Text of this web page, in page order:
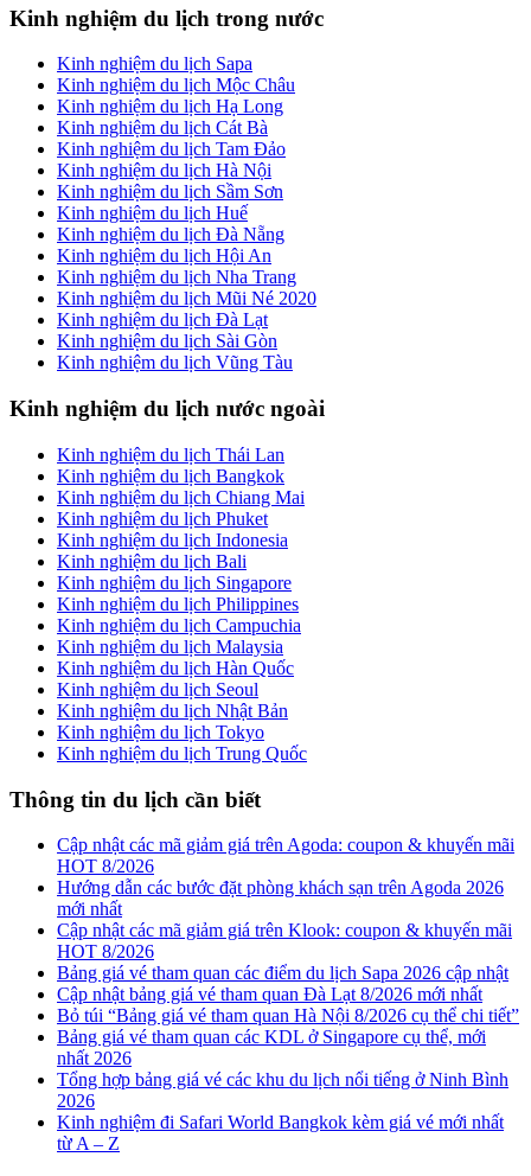
Primary
Sidebar
Kinh nghiệm du lịch trong nước
Kinh nghiệm du lịch Sapa
Kinh nghiệm du lịch Mộc Châu
Kinh nghiệm du lịch Hạ Long
Kinh nghiệm du lịch Cát Bà
Kinh nghiệm du lịch Tam Đảo
Kinh nghiệm du lịch Hà Nội
Kinh nghiệm du lịch Sầm Sơn
Kinh nghiệm du lịch Huế
Kinh nghiệm du lịch Đà Nẵng
Kinh nghiệm du lịch Hội An
Kinh nghiệm du lịch Nha Trang
Kinh nghiệm du lịch Mũi Né 2020
Kinh nghiệm du lịch Đà Lạt
Kinh nghiệm du lịch Sài Gòn
Kinh nghiệm du lịch Vũng Tàu
Kinh nghiệm du lịch nước ngoài
Kinh nghiệm du lịch Thái Lan
Kinh nghiệm du lịch Bangkok
Kinh nghiệm du lịch Chiang Mai
Kinh nghiệm du lịch Phuket
Kinh nghiệm du lịch Indonesia
Kinh nghiệm du lịch Bali
Kinh nghiệm du lịch Singapore
Kinh nghiệm du lịch Philippines
Kinh nghiệm du lịch Campuchia
Kinh nghiệm du lịch Malaysia
Kinh nghiệm du lịch Hàn Quốc
Kinh nghiệm du lịch Seoul
Kinh nghiệm du lịch Nhật Bản
Kinh nghiệm du lịch Tokyo
Kinh nghiệm du lịch Trung Quốc
Thông tin du lịch cần biết
Cập nhật các mã giảm giá trên Agoda: coupon & khuyến mãi
HOT 8/2026
Hướng dẫn các bước đặt phòng khách sạn trên Agoda 2026
mới nhất
Cập nhật các mã giảm giá trên Klook: coupon & khuyến mãi
HOT 8/2026
Bảng giá vé tham quan các điểm du lịch Sapa 2026 cập nhật
Cập nhật bảng giá vé tham quan Đà Lạt 8/2026 mới nhất
Bỏ túi “Bảng giá vé tham quan Hà Nội 8/2026 cụ thể chi tiết”
Bảng giá vé tham quan các KDL ở Singapore cụ thể, mới
nhất 2026
Tổng hợp bảng giá vé các khu du lịch nổi tiếng ở Ninh Bình
2026
Kinh nghiệm đi Safari World Bangkok kèm giá vé mới nhất
từ A – Z